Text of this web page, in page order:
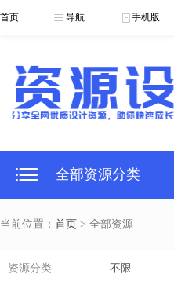
首页 导航 手机版
全部资源分类
当前位置： 首页 > 全部资源
资源分类 不限